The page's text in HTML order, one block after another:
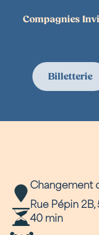
Compagnies
Billetterie
Changement
Rue Pépin
40 min